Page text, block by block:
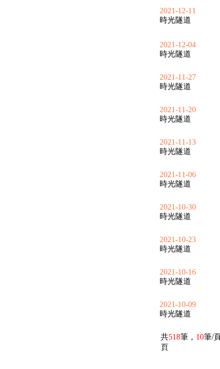
2021-12-11
時光隧道
2021-12-04
時光隧道
2021-11-27
時光隧道
2021-11-20
時光隧道
2021-11-13
時光隧道
2021-11-06
時光隧道
2021-10-30
時光隧道
2021-10-23
時光隧道
2021-10-16
時光隧道
2021-10-09
時光隧道
共518筆， 10筆/
頁
佳音電台地址：